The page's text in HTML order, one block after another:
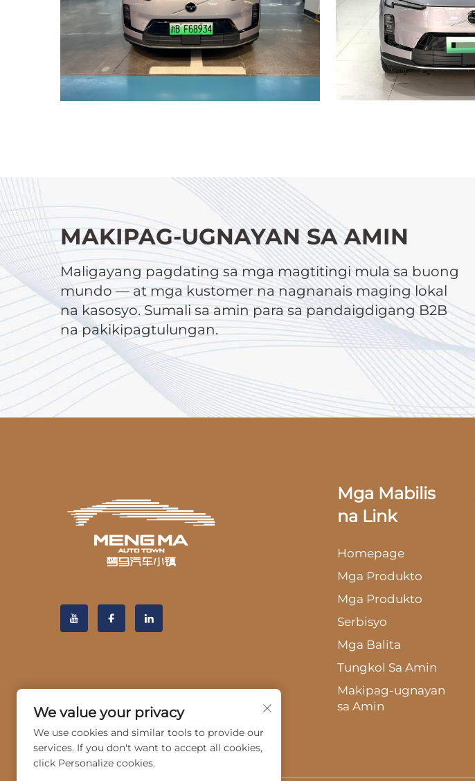
MAKIPAG-UGNAYAN SA AMIN
Maligayang pagdating sa mga magtitingi mula sa buong
mundo — at mga kustomer na nagnanais maging lokal
na kasosyo. Sumali sa amin para sa pandaigdigang B2B
na pakikipagtulungan.
Mga Mabilis
na Link
Homepage
Mga Produkto
Mga Produkto
Serbisyo
Mga Balita
Tungkol Sa Amin
Makipag-ugnayan
sa Amin
We value your privacy
We use cookies and similar tools to provide our
services. If you don't want to accept all cookies,
click Personalize cookies.